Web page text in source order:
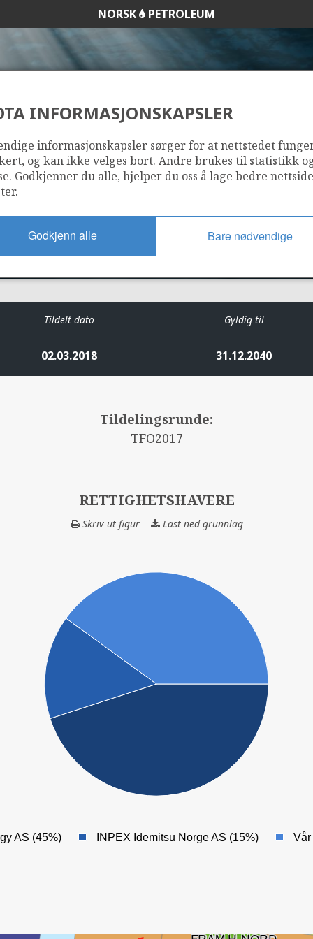
NORSK PETROLEUM
090 I
Tildelt dato
02.03.2018
Gyldig til
31.12.2040
Tildelingsrunde:
TFO2017
RETTIGHETSHAVERE
Skriv ut figur Last ned grunnlag
AS (45%) INPEX Idemitsu Norge AS (15%) Vår
BYRDING
INFORMASJONSKAPSLER
informasjonskapsler sørger for at nettstedet
og kan ikke velges bort. Andre brukes til statistikk
Godkjenner du alle, hjelper du oss å lage bedre
Godkjenn alle Bare nødvendige